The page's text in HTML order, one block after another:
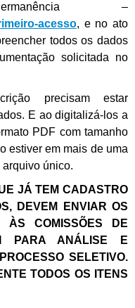
–
acesso, e no ato
todos os dados
solicitada no
precisam estar
E ao digitalizá-los a
PDF com tamanho
estiver em mais de uma
único.
JÁ TEM CADASTRO
DEVEM ENVIAR OS
ÀS COMISSÕES DE
PARA ANÁLISE E
SELETIVO.
TODOS OS ITENS